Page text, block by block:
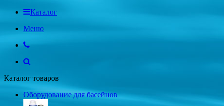
Каталог
Меню
Каталог товаров
Оборудование для басейнов